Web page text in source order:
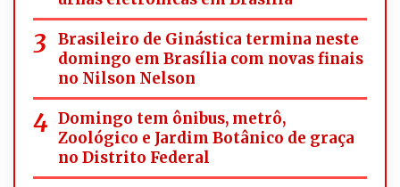
Brasileiro de Ginástica termina neste
domingo em Brasília com novas finais
no Nilson Nelson
Domingo tem ônibus, metrô,
Zoológico e Jardim Botânico de graça
no Distrito Federal